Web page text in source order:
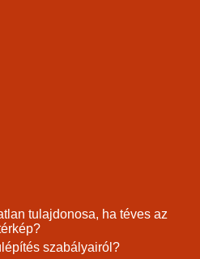
tulajdonosa, ha téves az
szabályairól?